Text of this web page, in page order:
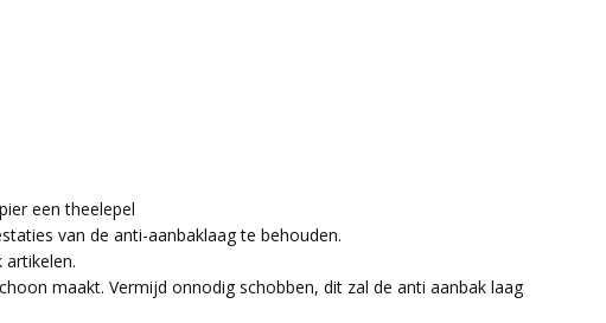
een theelepel
van de anti-aanbaklaag te behouden.
maakt. Vermijd onnodig schobben, dit zal de anti aanbak laag